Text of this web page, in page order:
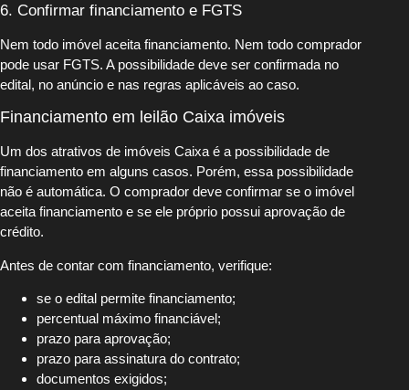
6. Confirmar financiamento e FGTS
Nem todo imóvel aceita financiamento. Nem todo comprador
pode usar FGTS. A possibilidade deve ser confirmada no
edital, no anúncio e nas regras aplicáveis ao caso.
Financiamento em leilão Caixa imóveis
Um dos atrativos de imóveis Caixa é a possibilidade de
financiamento em alguns casos. Porém, essa possibilidade
não é automática. O comprador deve confirmar se o imóvel
aceita financiamento e se ele próprio possui aprovação de
crédito.
Antes de contar com financiamento, verifique:
se o edital permite financiamento;
percentual máximo financiável;
prazo para aprovação;
prazo para assinatura do contrato;
documentos exigidos;